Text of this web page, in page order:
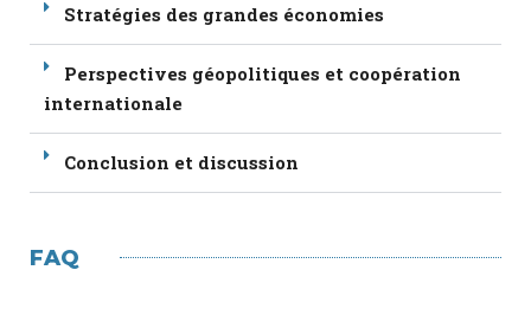
Stratégies des grandes économies
Perspectives géopolitiques et coopération
internationale
Conclusion et discussion
FAQ